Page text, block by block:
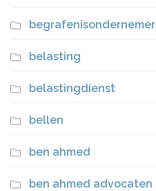
begrafenisondernemer
belasting
belastingdienst
bellen
ben ahmed
ben ahmed advocaten